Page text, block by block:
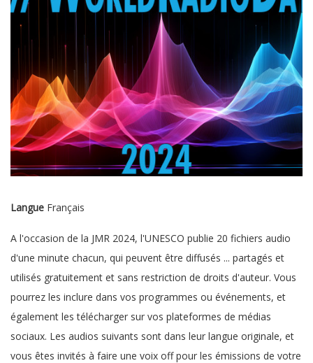
Langue Français
A l'occasion de la JMR 2024, l'UNESCO publie 20 fichiers audio
d'une minute chacun, qui peuvent être diffusés ... partagés et
utilisés gratuitement et sans restriction de droits d'auteur. Vous
pourrez les inclure dans vos programmes ou événements, et
également les télécharger sur vos plateformes de médias
sociaux. Les audios suivants sont dans leur langue originale, et
vous êtes invités à faire une voix off pour les émissions de votre